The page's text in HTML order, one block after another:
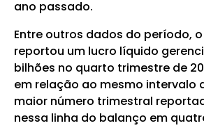
ano passado.
Entre outros dados do período,
reportou um lucro líquido
bilhões no quarto trimestre de
em relação ao mesmo intervalo
maior número trimestral
nessa linha do balanço em